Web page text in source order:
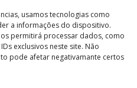
usamos tecnologias como
a informações do dispositivo.
permitirá processar dados, como
exclusivos neste site. Não
pode afetar negativamante certos